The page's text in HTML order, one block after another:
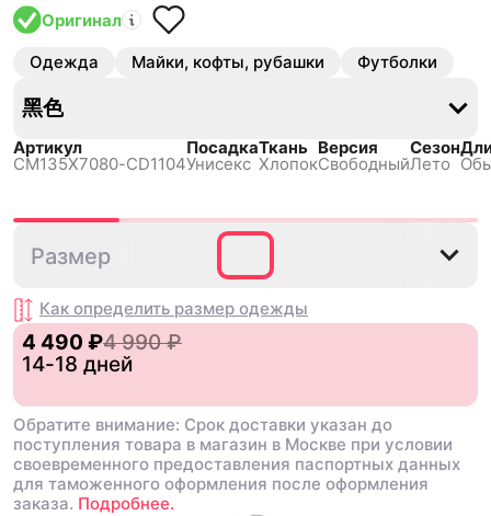
Оригинал
Одежда Майки, кофты, рубашки Футболки
黑色
Артикул
CM135X7080-CD1104
Посадка
Унисекс
Ткань
Хлопок
Версия
Свободный
Сезон
Лето
2XL
Размер
Как определить размер одежды
4 490 ₽4 990 ₽
14-18 дней
Обратите внимание: Срок доставки указан до
поступления товара в магазин в Москве при условии
своевременного предоставления паспортных данных
для таможенного оформления после оформления
заказа. Подробнее.